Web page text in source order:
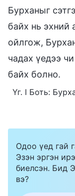
Бурханыг
байх нь эхний
ойлгож,
чадах үедээ
байх болно.
Үг. I Боть:
Одоо үед гай
Эзэн эргэн
биелсэн. Бид
вэ?